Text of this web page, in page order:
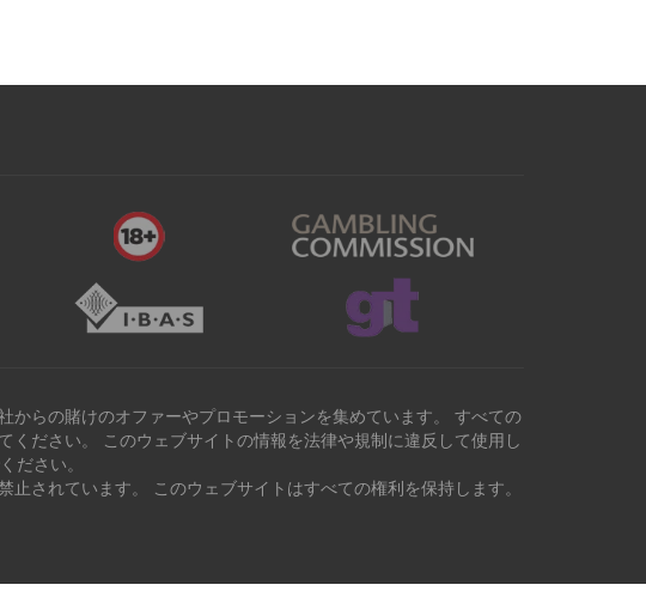
らの賭けのオファーやプロモーションを集めています。 すべての
ださい。 このウェブサイトの情報を法律や規制に違反して使用し
ださい。
されています。 このウェブサイトはすべての権利を保持します。